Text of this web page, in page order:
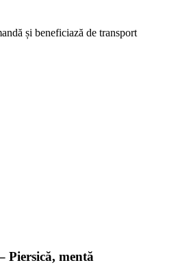
și beneficiază de transport
Piersică, mentă